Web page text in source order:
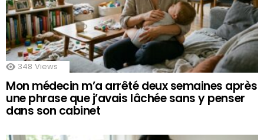
348 Views
Mon médecin m’a arrêté deux semaines après
une phrase que j’avais lâchée sans y penser
dans son cabinet